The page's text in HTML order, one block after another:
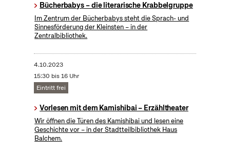
Bücherbabys – die literarische Krabbelgruppe
Im Zentrum der Bücherbabys steht die Sprach- und
Sinnesförderung der Kleinsten – in der
Zentralbibliothek.
4.10.2023
15:30 bis 16 Uhr
Eintritt frei
Vorlesen mit dem Kamishibai – Erzähltheater
Wir öffnen die Türen des Kamishibai und lesen eine
Geschichte vor – in der Stadtteilbibliothek Haus
Balchem.